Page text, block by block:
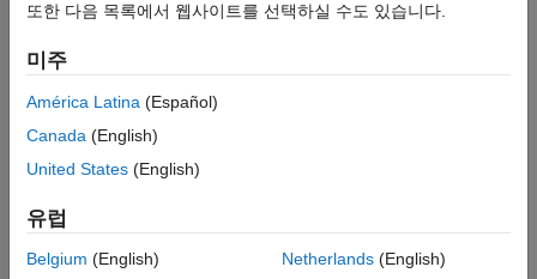
알고리즘 설계 기본 사항
문자형과 string형
가변 크기 데이터
구조체
셀형 배열
데이터 정의 기본 사항
Data Definition Considerations for Code Generation
C/C++ 코드 생성 시 변수 정의에 대한 모범 사례
Reuse the Same Variable with Different Properties
Array Size Restrictions for Code Generation
Code Generation for Arrays That Grow Via end+1 Indexing
또한 다음 목록에서 웹사이트를 선택하실 수도 있습니다.
미주
América Latina (Español)
Canada (English)
United States (English)
유럽
Belgium (English)
Netherlands(English)